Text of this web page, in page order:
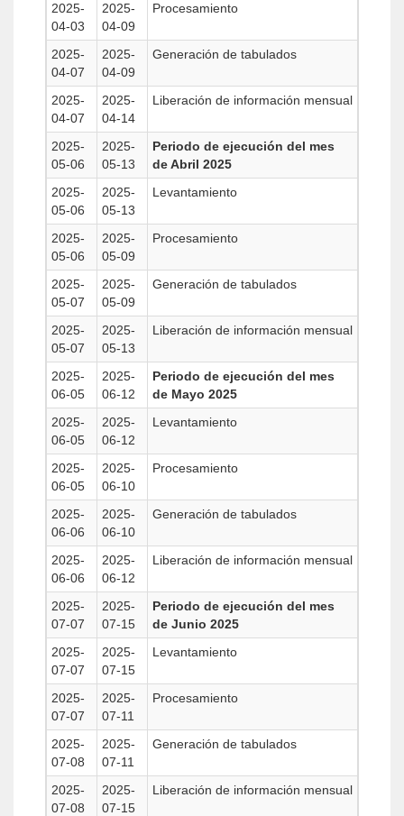
2025-
04-03
2025-
04-09
Procesamiento
2025-
04-07
2025-
04-09
Generación de tabulados
2025-
04-07
2025-
04-14
Liberación de información mensual
2025-
05-06
2025-
05-13
Periodo de ejecución del mes
de Abril 2025
2025-
05-06
2025-
05-13
Levantamiento
2025-
05-06
2025-
05-09
Procesamiento
2025-
05-07
2025-
05-09
Generación de tabulados
2025-
05-07
2025-
05-13
Liberación de información mensual
2025-
06-05
2025-
06-12
Periodo de ejecución del mes
de Mayo 2025
2025-
06-05
2025-
06-12
Levantamiento
2025-
06-05
2025-
06-10
Procesamiento
2025-
06-06
2025-
06-10
Generación de tabulados
2025-
06-06
2025-
06-12
Liberación de información mensual
2025-
07-07
2025-
07-15
Periodo de ejecución del mes
de Junio 2025
2025-
07-07
2025-
07-15
Levantamiento
2025-
07-07
2025-
07-11
Procesamiento
2025-
07-08
2025-
07-11
Generación de tabulados
2025-
07-08
2025-
07-15
Liberación de información mensual